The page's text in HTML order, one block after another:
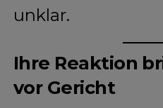
unklar.
Ihre Reaktion
vor Gericht